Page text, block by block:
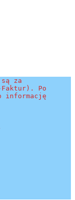
za
Faktur). Po
informację